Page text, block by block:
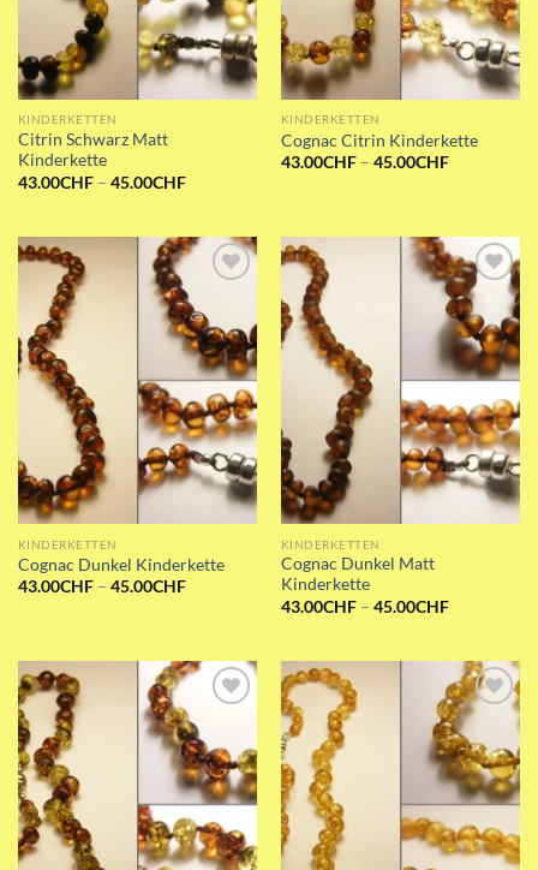
KINDERKETTEN
Citrin Schwarz Matt
Kinderkette
43.00CHF – 45.00CHFPreisspanne:
KINDERKETTEN
Cognac Citrin Kinderkette
43.00CHF – 45.00CHF
Add to wishlist
KINDERKETTEN
Cognac Dunkel Kinderkette
43.00CHF – 45.00CHFPreisspanne:
Add to wishlist
KINDERKETTEN
Cognac Dunkel Matt
Kinderkette
43.00CHF – 45.00CHF
Add to wishlist Add to wishlist